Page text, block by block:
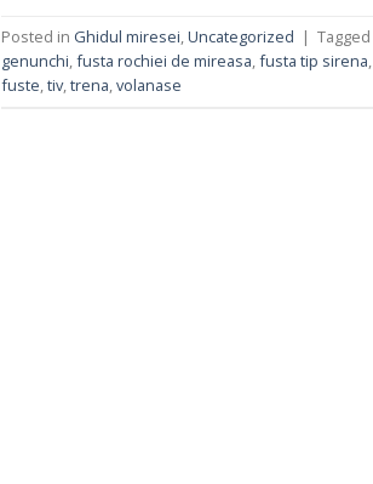
Posted in Ghidul miresei,Uncategorized | Tagged
genunchi,fusta rochiei de mireasa,fusta tip sirena,
fuste,tiv,trena,volanase